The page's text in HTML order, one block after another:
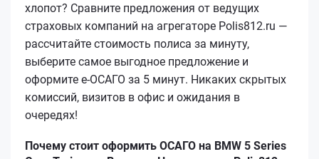
хлопот? Сравните предложения от ведущих
страховых компаний на агрегаторе Polis812.ru —
рассчитайте стоимость полиса за минуту,
выберите самое выгодное предложение и
оформите е‑ОСАГО за 5 минут. Никаких скрытых
комиссий, визитов в офис и ожидания в
очередях!
Почему стоит оформить ОСАГО на BMW 5 Series